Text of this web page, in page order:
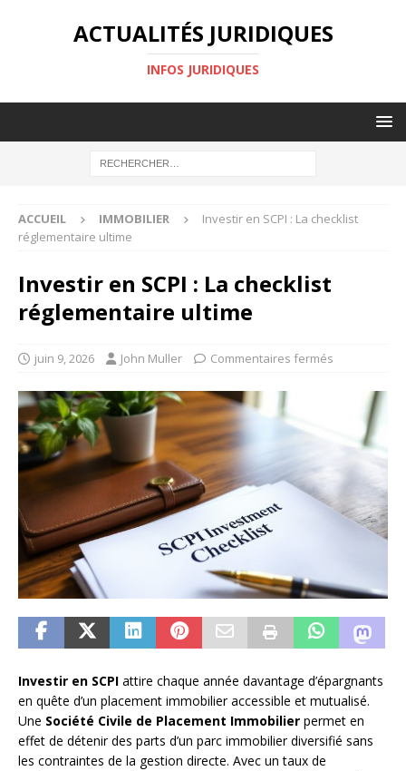
ACTUALITÉS JURIDIQUES
INFOS JURIDIQUES
ACCUEIL IMMOBILIER
Investir en SCPI : La checklist
réglementaire ultime
Investir en SCPI : La checklist
réglementaire ultime
juin 9, 2026 John Muller Commentaires fermés
Investir en SCPI attire chaque année davantage d’épargnants
en quête d’un placement immobilier accessible et mutualisé.
Une Société Civile de Placement Immobilier permet en
effet de détenir des parts d’un parc immobilier diversifié sans
les contraintes de la gestion directe. Avec un taux de